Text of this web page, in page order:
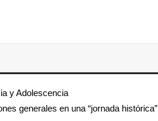
y Adolescencia
generales en una “jornada histórica”